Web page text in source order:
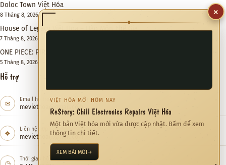
Doloc Town Việt Hóa
8 Tháng 8, 2026
House of Legacy Việt Hóa – Hào Môn Thế Gia
7 Tháng 8, 2026
ONE PIECE: PIRATE WARRIORS 4 Việt Hóa
5 Tháng 8, 2026
Hỗ trợ
✉ Email hỗ trợ
meviethoa@gmail.com
❖ Liên hệ hợp tác
meviethoa@gmail.com
◷ Thời gian hỗ trợ
×
◆
VIỆT HÓA MỚI HÔM NAY
ReStory: Chill Electronics Repairs Việt Hóa
Một bản Việt hóa mới vừa được cập nhật. Bấm để xem
thông tin chi tiết.
XEM BÀI MỚI→